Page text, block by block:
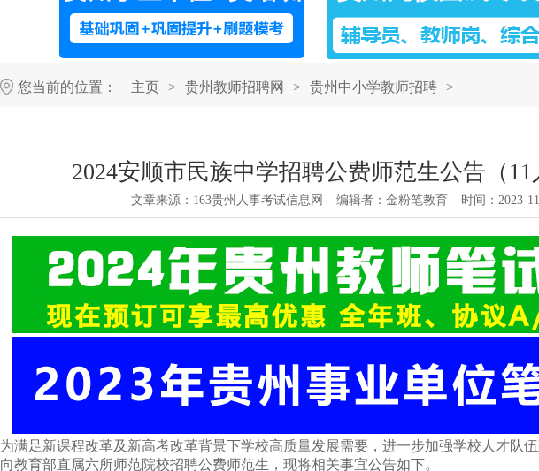
您当前的位置： 主页 > 贵州教师招聘网 > 贵州中小学教师招聘 >
2024安顺市民族中学招聘公费师范生公告（11
文章来源： 163贵州人事考试信息网 编辑者： 金粉笔教育 时间：2023-
为满足新课程改革及新高考改革背景下学校高质量发展需要，进一步加强学校人才队
向教育部直属六所师范院校招聘公费师范生，现将相关事宜公告如下。